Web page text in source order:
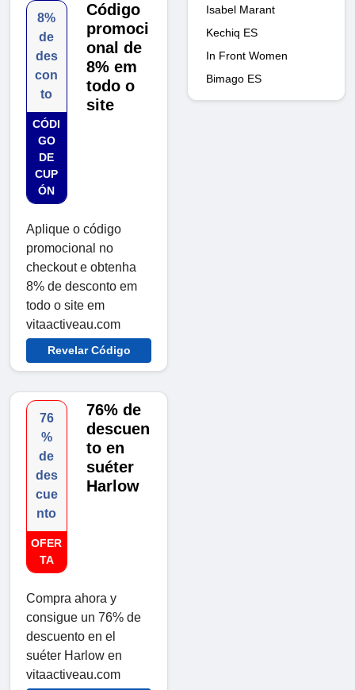
8%
de
des
con
to
CÓDI
GO
DE
CUP
ÓN
Código
promoci
onal de
8% em
todo o
site
Aplique o código
promocional no
checkout e obtenha
8% de desconto em
todo o site em
vitaactiveau.com
Revelar Código
76
%
de
des
cue
nto
OFER
TA
76% de
descuen
to en
suéter
Harlow
Compra ahora y
consigue un 76% de
descuento en el
suéter Harlow en
vitaactiveau.com
Isabel Marant
Kechiq ES
In Front Women
Bimago ES